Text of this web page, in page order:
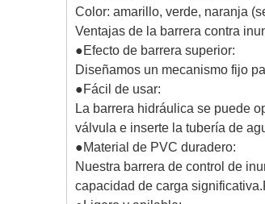
Color: amarillo, verde, naranja
Ventajas de la barrera contra
●Efecto de barrera superior:
Diseñamos un mecanismo fijo
●Fácil de usar:
La barrera hidráulica se puede
válvula e inserte la tubería de
●Material de PVC duradero:
Nuestra barrera de control de
capacidad de carga